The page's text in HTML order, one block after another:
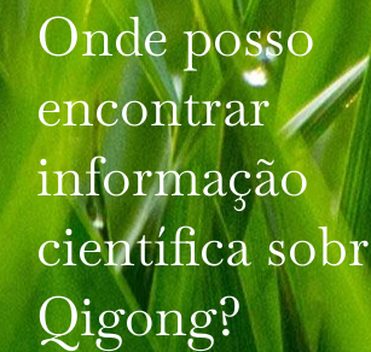
Onde posso
encontrar
informação
científica
Qigong?